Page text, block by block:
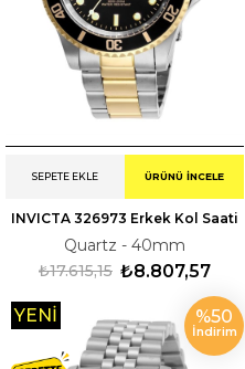
INVICTA 326973 Erkek Kol Saati
Quartz - 40mm
₺8.807,57
₺17.615,15
SEPETE EKLE ÜRÜNÜ İNCELE
%50
İndirim
YENI